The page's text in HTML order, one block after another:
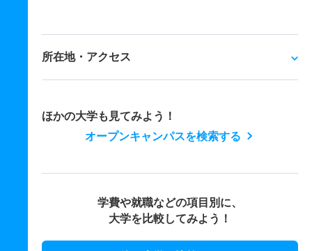
所在地・アクセス
ほかの大学も見てみよう！
オープンキャンパスを検索する
学費や就職などの項目別に、
大学を比較してみよう！